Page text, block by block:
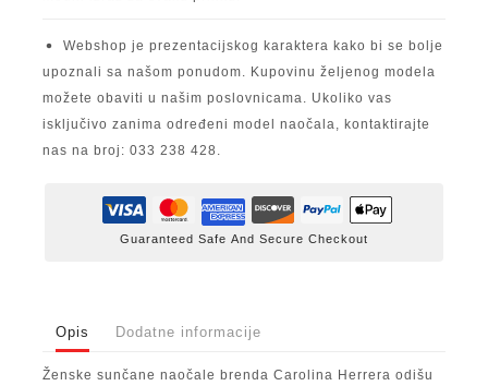
Webshop je prezentacijskog karaktera kako bi se bolje
upoznali sa našom ponudom. Kupovinu željenog modela
možete obaviti u našim poslovnicama. Ukoliko vas
isključivo zanima određeni model naočala, kontaktirajte
nas na broj: 033 238 428.
Guaranteed Safe And Secure Checkout
Opis Dodatne informacije
Ženske sunčane naočale brenda Carolina Herrera odišu